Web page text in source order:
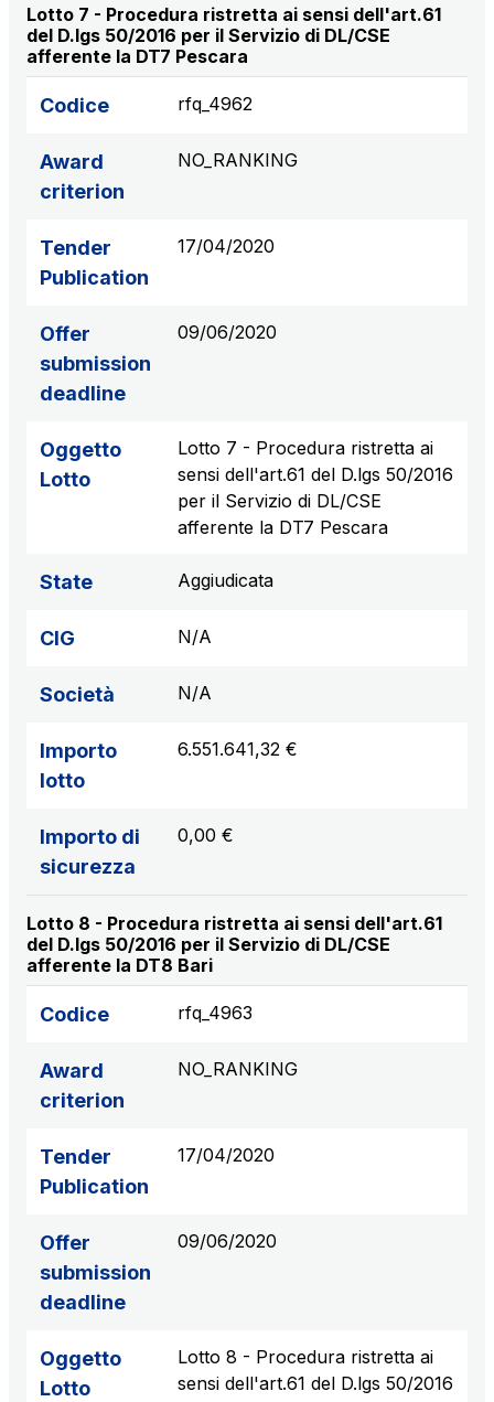
Lotto 7 - Procedura ristretta ai sensi dell'art.61
del D.lgs 50/2016 per il Servizio di DL/CSE
afferente la DT7 Pescara
Codice rfq_4962
Award
criterion
NO_RANKING
Tender
Publication
17/04/2020
Offer
submission
deadline
09/06/2020
Oggetto
Lotto
Lotto 7 - Procedura ristretta ai
sensi dell'art.61 del D.lgs 50/2016
per il Servizio di DL/CSE
afferente la DT7 Pescara
State Aggiudicata
CIG N/A
Società N/A
Importo
lotto
6.551.641,32 €
Importo di
sicurezza
0,00 €
Lotto 8 - Procedura ristretta ai sensi dell'art.61
del D.lgs 50/2016 per il Servizio di DL/CSE
afferente la DT8 Bari
Codice rfq_4963
Award
criterion
NO_RANKING
Tender
Publication
17/04/2020
Offer
submission
deadline
09/06/2020
Oggetto
Lotto
Lotto 8 - Procedura ristretta ai
sensi dell'art.61 del D.lgs 50/2016